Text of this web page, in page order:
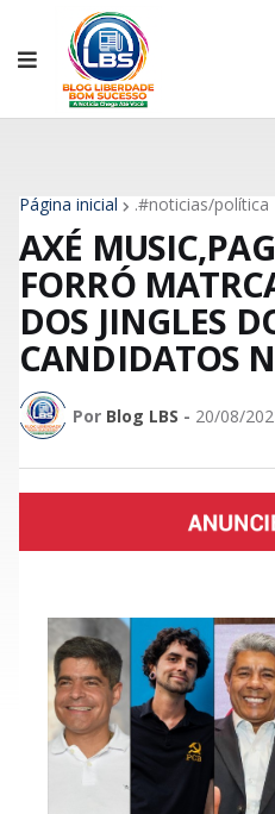
Página inicial .#noticias/política
AXÉ
FORRÓ
DOS JINGLES
CANDIDATOS
Por Blog LBS - 20/08/